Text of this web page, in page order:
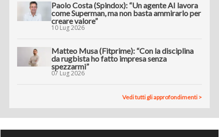
Paolo Costa (Spindox): “Un agente AI lavora
come Superman, ma non basta ammirarlo per
creare valore”
10 Lug 2026
Matteo Musa (Fitprime): “Con la disciplina
da rugbista ho fatto impresa senza
spezzarmi”
07 Lug 2026
Vedi tutti gli approfondimenti >